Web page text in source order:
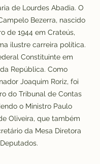
de Lourdes Abadia. O
Bezerra, nascido
de 1944 em Crateús,
ilustre carreira política.
Constituinte em
República. Como
Joaquim Roriz, foi
do Tribunal de Contas
o Ministro Paulo
Oliveira, que também
da Mesa Diretora